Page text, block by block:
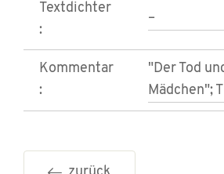
Textdichter
:
–
Kommentar
:
"Der Tod
Mädchen";